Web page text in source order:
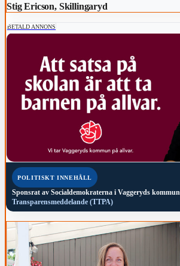
Stig Ericson, Skillingaryd
BETALD ANNONS
POLITISKT INNEHÅLL
Sponsrat av Socialdemokraterna i Vaggeryds kommun
Transparensmeddelande (TTPA)